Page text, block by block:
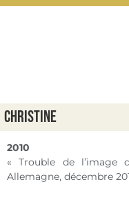
Christine
2010
« Trouble de l’image
Allemagne, décembre